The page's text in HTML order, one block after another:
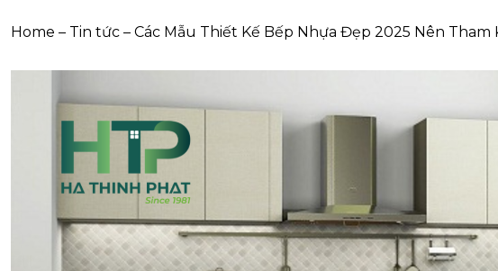
Home – Tin tức – Các Mẫu Thiết Kế Bếp Nhựa Đẹp 2025 Nên Tham